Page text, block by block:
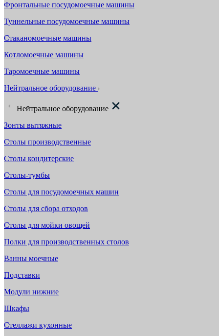
Фронтальные посудомоечные машины
Туннельные посудомоечные машины
Стаканомоечные машины
Котломоечные машины
Таромоечные машины
Нейтральное оборудование
Нейтральное оборудование
Зонты вытяжные
Столы производственные
Столы кондитерские
Столы-тумбы
Столы для посудомоечных машин
Столы для сбора отходов
Столы для мойки овощей
Полки для производственных столов
Ванны моечные
Подставки
Модули нижние
Шкафы
Стеллажи кухонные